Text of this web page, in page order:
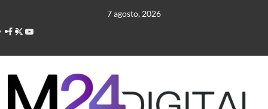
contenido
7 agosto, 2026